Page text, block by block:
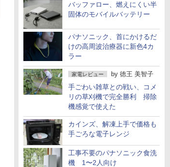
バッファロー、燃えにくい半
固体のモバイルバッテリー
パナソニック、首にかけるだ
けの高周波治療器に新色4カ
ラー
家電レビュー by 徳王 美智子
手ごわい雑草との戦い、コメ
リの草刈機で完全勝利 掃除
機感覚で使えた
カインズ、解凍上手で価格も
手ごろな電子レンジ
工事不要のパナソニック食洗
機 1〜2人向け